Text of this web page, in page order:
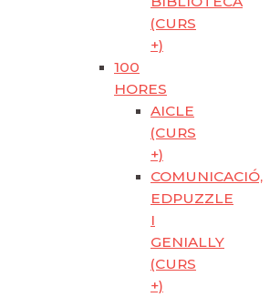
(CURS
+)
100
HORES
AICLE
(CURS
+)
COMUNICACIÓ,
EDPUZZLE
I
GENIALLY
(CURS
+)